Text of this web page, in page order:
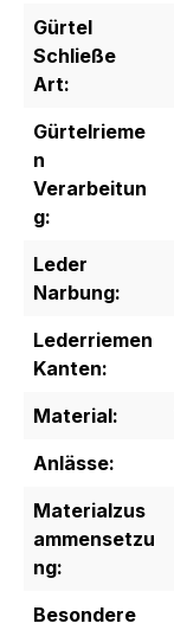
Gürtel
Schließe
Art:
Gürtelrieme
n
Verarbeitun
g:
Leder
Narbung:
Lederriemen
Kanten:
Material:
Anlässe:
Materialzus
ammensetzu
ng:
Besondere